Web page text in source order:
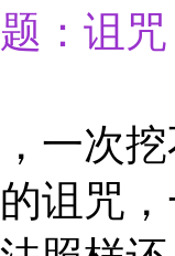
：诅
一次
诅咒